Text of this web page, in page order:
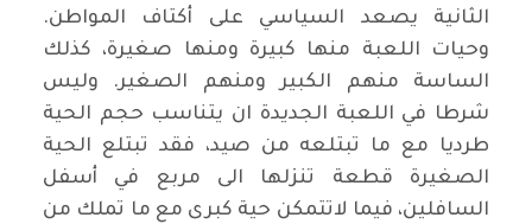
الثانية يصعد السياسي على أكتاف المواطن.
وحيات اللعبة منها كبيرة ومنها صغيرة، كذلك
الساسة منهم الكبير ومنهم الصغير. وليس
شرطا في اللعبة الجديدة ان يتناسب حجم الحية
طرديا مع ما تبتلعه من صيد، فقد تبتلع الحية
الصغيرة قطعة تنزلها الى مربع في أسفل
السافلين، فيما لاتتمكن حية كبرى مع ما تملك من